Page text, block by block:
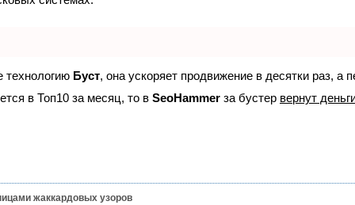
технологию Буст, она ускоряет продвижение в десятки раз, а
в Топ10 за месяц, то в SeoHammer за бустер вернут
жаккардовых узоров